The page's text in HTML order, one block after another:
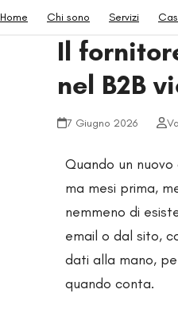
Skip
Home Chi sono Servizi
Il
nel B2B
7 Giugno 2026
Quando un
ma mesi prima,
nemmeno di
email o dal sito,
dati alla mano,
quando conta.